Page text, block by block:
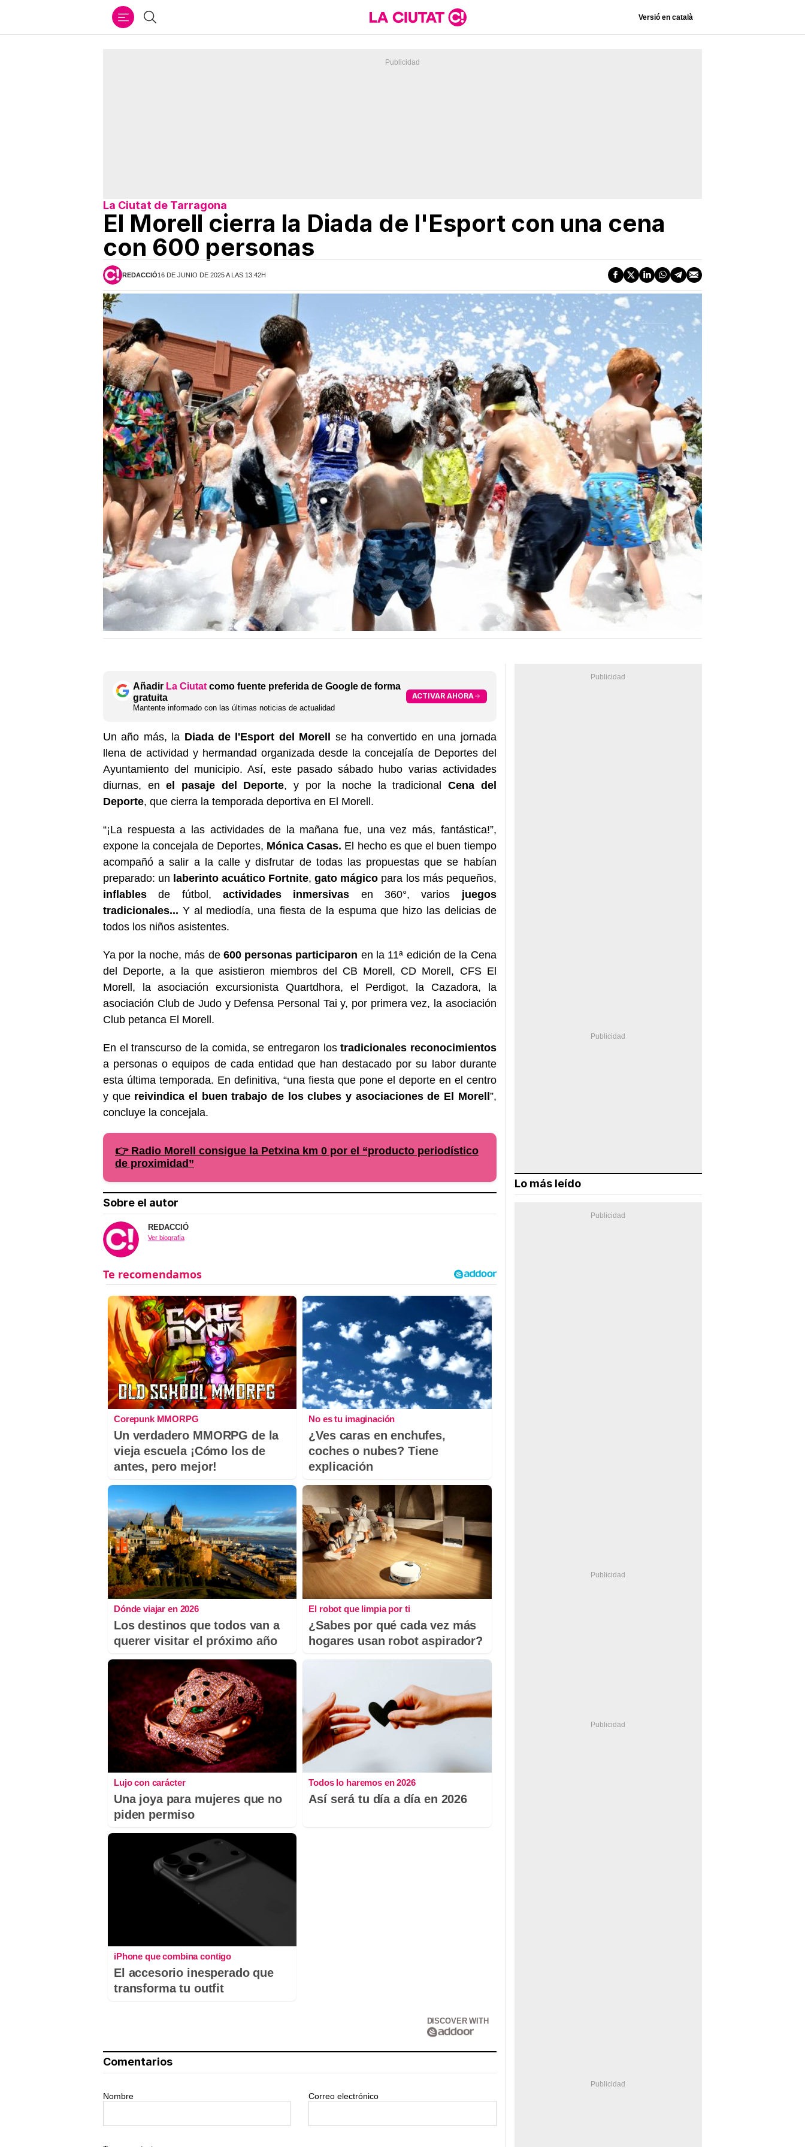
Buscar Versió en català
La Ciutat de Tarragona
El Morell cierra la Diada de l'Esport con una cena
con 600 personas
REDACCIÓ16 DE JUNIO DE 2025 A LAS 13:42H
Añadir La Ciutat como fuente preferida de Google de forma
gratuita
Mantente informado con las últimas noticias de actualidad
ACTIVAR AHORA
Un año más, la Diada de l'Esport del Morell se ha convertido en una jornada
llena de actividad y hermandad organizada desde la concejalía de Deportes del
Ayuntamiento del municipio. Así, este pasado sábado hubo varias actividades
diurnas, enel pasaje del Deporte, y por la noche la tradicional Cena del
Deporte, que cierra la temporada deportiva en El Morell.
“¡La respuesta a las actividades de la mañana fue, una vez más, fantástica!”,
expone la concejala de Deportes, Mónica Casas. El hecho es que el buen tiempo
acompañó a salir a la calle y disfrutar de todas las propuestas que se habían
preparado: un laberinto acuático Fortnite,gato mágico para los más pequeños,
inflables de fútbol, actividades inmersivas en 360°, varios juegos
tradicionales... Y al mediodía, una fiesta de la espuma que hizo las delicias de
todos los niños asistentes.
Ya por la noche, más de600 personas participaron en la 11ª edición de la Cena
del Deporte, a la que asistieron miembros del CB Morell, CD Morell, CFS El
Morell, la asociación excursionista Quartdhora, el Perdigot, la Cazadora, la
asociación Club de Judo y Defensa Personal Tai y, por primera vez, la asociación
Club petanca El Morell.
En el transcurso de la comida, se entregaron lostradicionales reconocimientos
a personas o equipos de cada entidad que han destacado por su labor durante
esta última temporada. En definitiva, “una fiesta que pone el deporte en el centro
y quereivindica el buen trabajo de los clubes y asociaciones de El Morell”,
concluye la concejala.
👉 Radio Morell consigue la Petxina km 0 por el “producto periodístico
de proximidad”
Sobre el autor
REDACCIÓ
Ver biografía
Corepunk MMORPG
Un verdadero MMORPG de la
vieja escuela ¡Cómo los de
antes, pero mejor!
No es tu imaginación
¿Ves caras en enchufes,
coches o nubes? Tiene
explicación
Dónde viajar en 2026
Los destinos que todos van a
querer visitar el próximo año
El robot que limpia por ti
¿Sabes por qué cada vez más
hogares usan robot aspirador?
Lujo con carácter
Una joya para mujeres que no
piden permiso
Todos lo haremos en 2026
Así será tu día a día en 2026
iPhone que combina contigo
El accesorio inesperado que
transforma tu outfit
DISCOVER WITH
Comentarios
Nombre Correo electrónico
Lo más leído